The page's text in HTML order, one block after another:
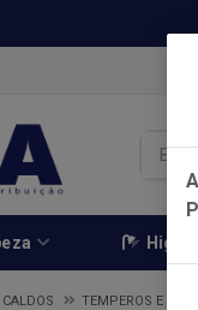
TEMPEROS E